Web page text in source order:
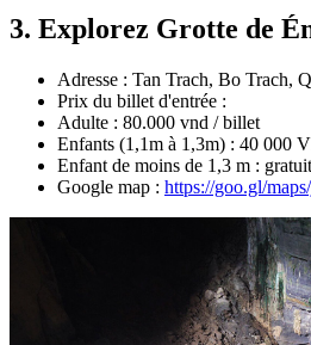
3. Explorez Grotte de
Adresse : Tan Trach, Bo Trach,
Prix du billet d'entrée :
Adulte : 80.000 vnd / billet
Enfants (1,1m à 1,3m) : 40 000
Enfant de moins de 1,3 m : gratuit
Google map : https://goo.gl/